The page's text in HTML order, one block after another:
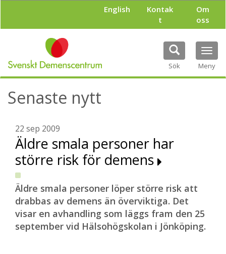
l
English
Kontak
t
Om
oss
Sök Meny
Senaste nytt
22 sep 2009
Äldre smala personer har
större risk för demens
Äldre smala personer löper större risk att
drabbas av demens än överviktiga. Det
visar en avhandling som läggs fram den 25
september vid Hälsohögskolan i Jönköping.